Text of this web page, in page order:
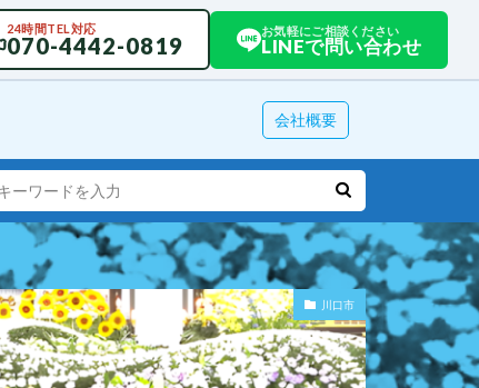
24時間TEL対応
070-4442-0819
お気軽にご相談ください
LINEで問い合わせ
会社概要
川口市